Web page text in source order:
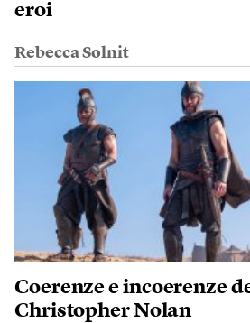
eroi
Rebecca Solnit
Coerenze e incoerenze
Christopher Nolan